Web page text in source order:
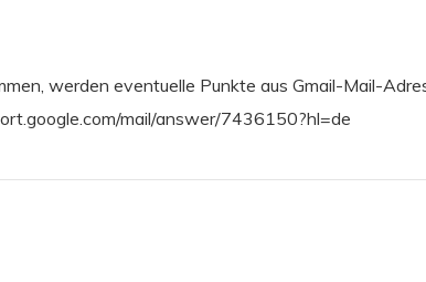
werden eventuelle Punkte aus Gmail-Mail-
mail/answer/7436150?hl=de